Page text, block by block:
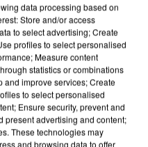
DE LA DZ
data processing based on
Store and/or access
to select advertising; Create
profiles to select personalised
Measure content
statistics or combinations
and improve services; Create
to select personalised
Ensure security, prevent and
present advertising and content;
These technologies may
and browsing data to offer